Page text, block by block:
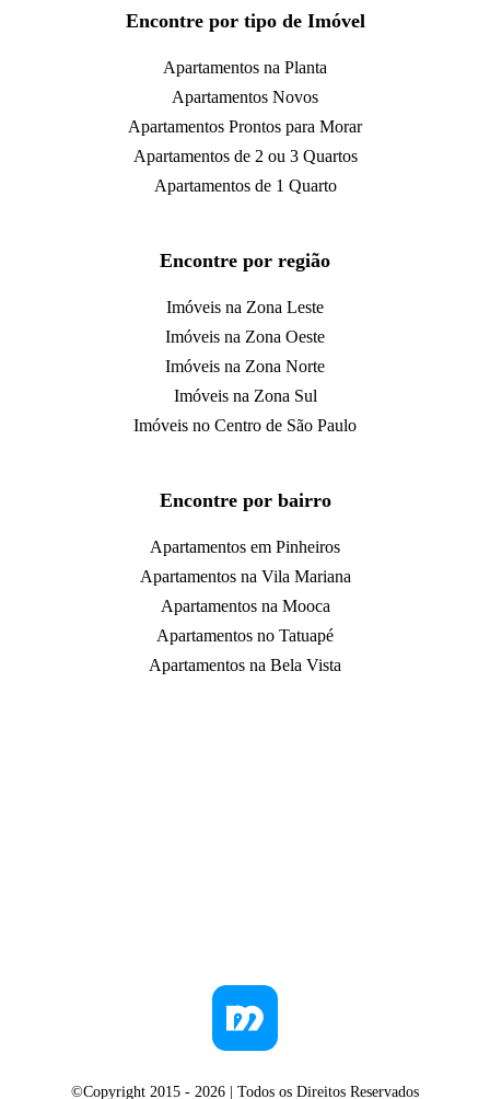
Encontre por tipo de Imóvel
Apartamentos na Planta
Apartamentos Novos
Apartamentos Prontos para Morar
Apartamentos de 2 ou 3 Quartos
Apartamentos de 1 Quarto
Encontre por região
Imóveis na Zona Leste
Imóveis na Zona Oeste
Imóveis na Zona Norte
Imóveis na Zona Sul
Imóveis no Centro de São Paulo
Encontre por bairro
Apartamentos em Pinheiros
Apartamentos na Vila Mariana
Apartamentos na Mooca
Apartamentos no Tatuapé
Apartamentos na Bela Vista
©Copyright 2015 - 2026 | Todos os Direitos Reservados